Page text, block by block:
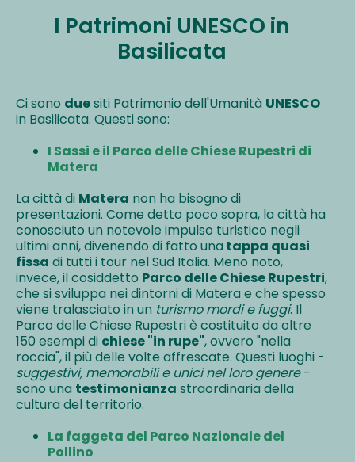
I Patrimoni UNESCO in
Basilicata
Ci sono duesiti Patrimonio dell'Umanità UNESCO
in Basilicata. Questi sono:
I Sassi e il Parco delle ChieseRupestri di
Matera
La città di Matera non ha bisogno di
presentazioni. Come detto poco sopra, la città ha
conosciuto un notevole impulso turistico negli
ultimi anni, divenendo di fatto una tappa quasi
fissa di tutti i tour nel Sud Italia. Meno noto,
invece, il cosiddetto Parco delle Chiese Rupestri,
che si sviluppa nei dintorni di Matera e che spesso
viene tralasciato in un turismo mordi e fuggi. Il
Parco delle Chiese Rupestri è costituito da oltre
150 esempi di chiese "in rupe", ovvero "nella
roccia", il più delle volte affrescate. Questi luoghi -
suggestivi, memorabili e unici nel loro genere-
sono una testimonianza straordinaria della
cultura del territorio.
La faggeta del Parco Nazionale del
Pollino